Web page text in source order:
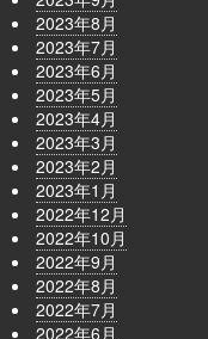
2023年8月
2023年7月
2023年6月
2023年5月
2023年4月
2023年3月
2023年2月
2023年1月
2022年12月
2022年10月
2022年9月
2022年8月
2022年7月
2022年6月